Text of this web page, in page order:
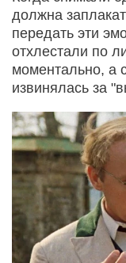
должна
передать эти
отхлестали по
моментально, а
извинялась за